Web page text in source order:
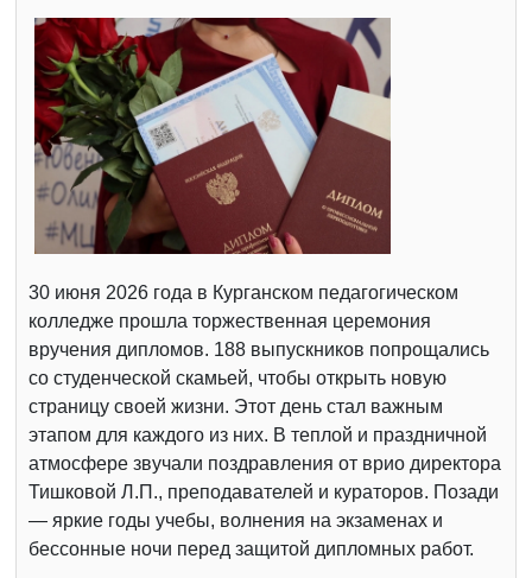
30 июня 2026 года в Курганском педагогическом
колледже прошла торжественная церемония
вручения дипломов. 188 выпускников попрощались
со студенческой скамьей, чтобы открыть новую
страницу своей жизни. Этот день стал важным
этапом для каждого из них. В теплой и праздничной
атмосфере звучали поздравления от врио директора
Тишковой Л.П., преподавателей и кураторов. Позади
— яркие годы учебы, волнения на экзаменах и
бессонные ночи перед защитой дипломных работ.